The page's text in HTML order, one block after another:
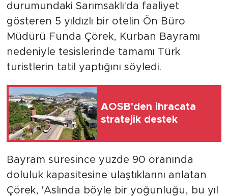
durumundaki Sarımsaklı'da faaliyet
gösteren 5 yıldızlı bir otelin Ön Büro
Müdürü Funda Çörek, Kurban Bayramı
nedeniyle tesislerinde tamamı Türk
turistlerin tatil yaptığını söyledi.
AOSB'den ihracata
stratejik destek
Bayram süresince yüzde 90 oranında
doluluk kapasitesine ulaştıklarını anlatan
Çörek, 'Aslında böyle bir yoğunluğu, bu yıl